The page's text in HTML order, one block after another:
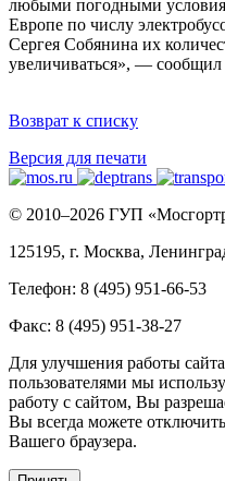
любыми погодными
Европе по числу
Сергея Собянина их
увеличиваться», —
Возврат к списку
Версия для печати
© 2010–2026 ГУП
125195, г. Москва,
Телефон: 8 (495) 951-66-53
Факс: 8 (495) 951-38-27
Для улучшения работы
пользователями мы
работу с сайтом, Вы
Вы всегда можете
Вашего браузера.